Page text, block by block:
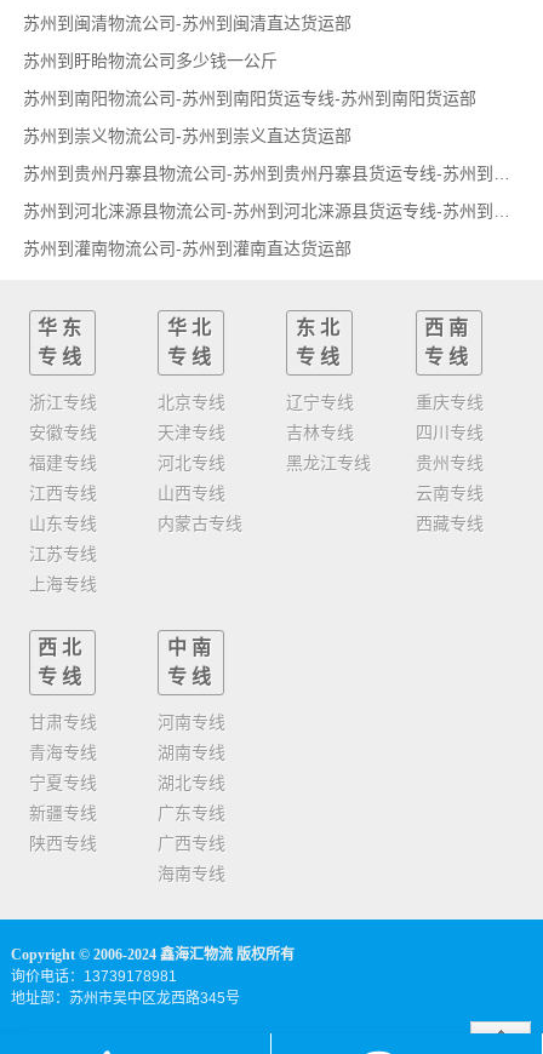
苏州到闽清物流公司-苏州到闽清直达货运部
苏州到盱眙物流公司多少钱一公斤
苏州到南阳物流公司-苏州到南阳货运专线-苏州到南阳货运部
苏州到崇义物流公司-苏州到崇义直达货运部
苏州到灌南物流公司-苏州到灌南直达货运部
华东
专线
浙江专线
安徽专线
福建专线
江西专线
山东专线
江苏专线
上海专线
华北
专线
北京专线
天津专线
河北专线
山西专线
内蒙古专线
东北
专线
辽宁专线
吉林专线
黑龙江专线
西南
专线
重庆专线
四川专线
贵州专线
云南专线
西藏专线
西北
专线
甘肃专线
青海专线
宁夏专线
新疆专线
陕西专线
中南
专线
河南专线
湖南专线
湖北专线
广东专线
广西专线
海南专线
Copyright © 2006-2024 鑫海汇物流 版权所有
询价电话：13739178981
地址部：苏州市吴中区龙西路345号